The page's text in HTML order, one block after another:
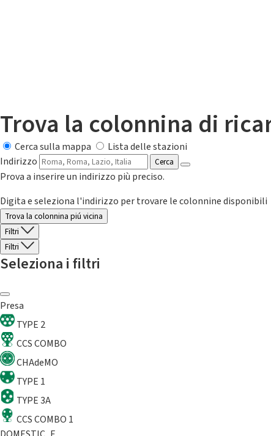
Trova la colonnina di
Cerca sulla mappa
Lista delle stazioni
Indirizzo
Cerca
Prova a inserire un indirizzo più preciso.
Digita e seleziona l'indirizzo per trovare le colonnine disponibili
Trova la colonnina piú vicina
Filtri
Filtri
Seleziona i filtri
Presa
TYPE 2
CCS COMBO
CHAdeMO
TYPE 1
TYPE 3A
CCS COMBO 1